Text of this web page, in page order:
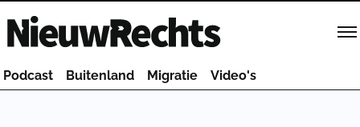
Homepage van NieuwRechts
Podcast Buitenland Migratie Video's